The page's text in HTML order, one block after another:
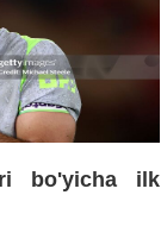
bo'yicha ilk